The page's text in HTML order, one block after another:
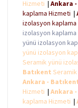
Hizmeti | Ankara
kaplama Hizmeti |
izolasyon kaplama
izolasyon kaplama
yünü izolasyon
yünü izolasyon
Seramik yünü
Batıkent
Ankara -
Hizmeti | Ankara
kaplama Hizmeti |